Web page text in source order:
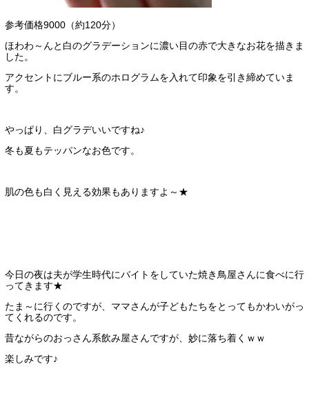
参考価格9000（約120分）
ほわわ～んと白のグラデーションに濃い目の赤で大きなお花を描きま
した。
アクセントにブルー系のホログラムを入れて印象を引き締めていま
す。
やっぱり、白グラデいいですね♪
冬も夏もテッパンなお色です。
肌の色も白く見える効果もありますよ～★
今日の夜は夫が学生時代にバイトをしていた焼き鳥屋さんに食べに行
ってきます★
たま～に行くのですが、ママさんが子どもたちをとってもかわいがっ
てくれるのです。
昔ながらのおっさん系飲み屋さんですが、妙に落ち着くｗｗ
楽しみです♪